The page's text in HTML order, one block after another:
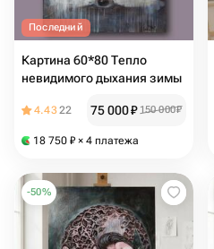
Последний
Картина 60*80 Тепло
невидимого дыхания зимы
4.4322 75 000₽ 150 000₽
18 750 ₽ × 4 платежа
-50%